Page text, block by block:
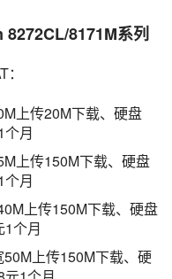
8171M系列
上传20M下载、硬盘
月
上传150M下载、硬盘
月
上传150M下载、硬盘
个月
上传150M下载、硬